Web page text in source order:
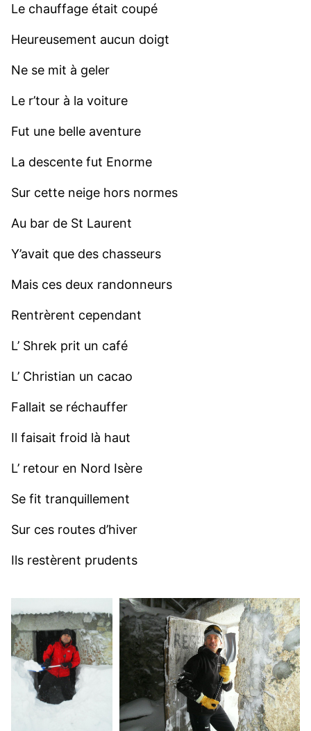
Le chauffage était coupé
Heureusement aucun doigt
Ne se mit à geler
Le r’tour à la voiture
Fut une belle aventure
La descente fut Enorme
Sur cette neige hors normes
Au bar de St Laurent
Y’avait que des chasseurs
Mais ces deux randonneurs
Rentrèrent cependant
L’ Shrek prit un café
L’ Christian un cacao
Fallait se réchauffer
Il faisait froid là haut
L’ retour en Nord Isère
Se fit tranquillement
Sur ces routes d’hiver
Ils restèrent prudents